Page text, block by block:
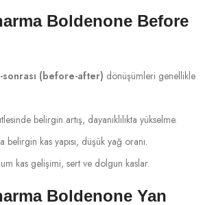
Boldenone Before
sonrası (before-after) dönüşümleri genellikle
belirgin artış, dayanıklılıkta yükselme.
belirgin kas yapısı, düşük yağ oranı.
kas gelişimi, sert ve dolgun kaslar.
Boldenone Yan